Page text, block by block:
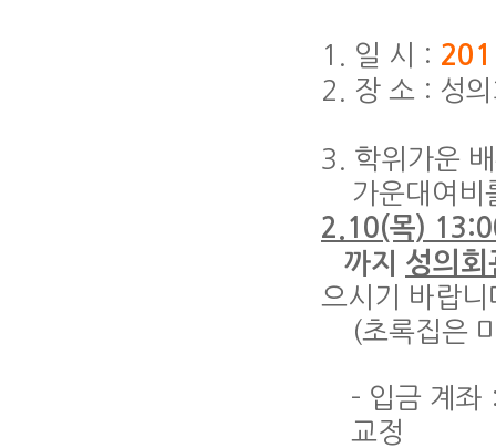
1. 일 시 :
2. 장 소 : 성
3. 학위가운
가운대여비
2.10(목)
까지 성의
으시기 바랍니
(초록집은
- 입금 계좌
교정